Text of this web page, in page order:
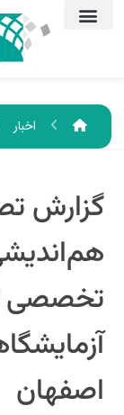
اخبار
گزارش
تخصصی
اصفهان